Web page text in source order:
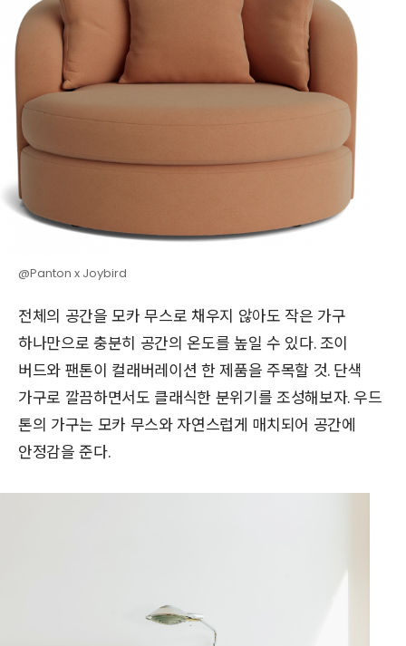
@Panton x Joybird
전체의 공간을 모카 무스로 채우지 않아도 작은 가구
하나만으로 충분히 공간의 온도를 높일 수 있다. 조이
버드와 팬톤이 컬래버레이션 한 제품을 주목할 것. 단색
가구로 깔끔하면서도 클래식한 분위기를 조성해보자. 우드
톤의 가구는 모카 무스와 자연스럽게 매치되어 공간에
안정감을 준다.